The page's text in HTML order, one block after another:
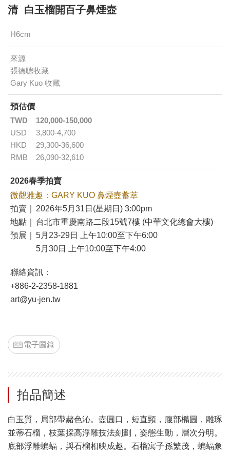
清 白玉榴開百子鼻煙壺
H6cm
來源
張德聰收藏
Gary Kuo 收藏
預估價
TWD
120,000-150,000
USD
3,800-4,700
HKD
29,300-36,600
RMB
26,090-32,610
2026春季拍賣
微觀雅趣：GARY KUO 鼻煙壺蓄萃
拍賣｜
2026年5月31日(星期日) 3:00pm
地點｜
台北市重慶南路二段15號7樓 (中華文化總會大樓)
預展｜
5月23-29日 上午10:00至下午6:00
5月30日 上午10:00至下午4:00
聯絡資訊：
+886-2-2358-1881
art@yu-jen.tw
電子圖錄
拍品簡述
白玉質，局部帶赭色沁。壺圓口，短直頸，腹部橢圓，雕琢
並蒂石榴，枝葉採高浮雕技法刻劃，姿態生動，層次分明。
底部浮雕蝙蝠，與石榴相映成趣。石榴寓子孫繁茂，蝙蝠象